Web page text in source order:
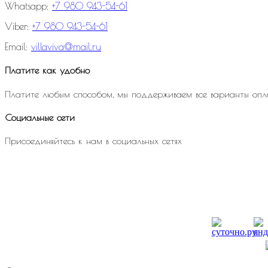
Whatsapp: +7 980 943-54-61
Viber: +7 980 943-54-61
Email: villaviva@mail.ru
Платите как удобно
Платите любым способом, мы поддерживаем все варианты
Социальные сети
Присоединяйтесь к нам в социальных сетях